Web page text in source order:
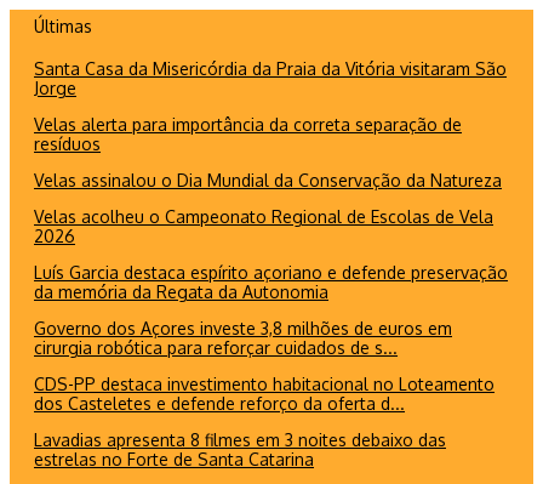
conteúdo
Últimas
Santa Casa da Misericórdia da Praia da Vitória visitaram São
Jorge
Velas alerta para importância da correta separação de
resíduos
Velas assinalou o Dia Mundial da Conservação da Natureza
Velas acolheu o Campeonato Regional de Escolas de Vela
2026
Luís Garcia destaca espírito açoriano e defende preservação
da memória da Regata da Autonomia
Governo dos Açores investe 3,8 milhões de euros em
cirurgia robótica para reforçar cuidados de s...
CDS-PP destaca investimento habitacional no Loteamento
dos Casteletes e defende reforço da oferta d...
Lavadias apresenta 8 filmes em 3 noites debaixo das
estrelas no Forte de Santa Catarina